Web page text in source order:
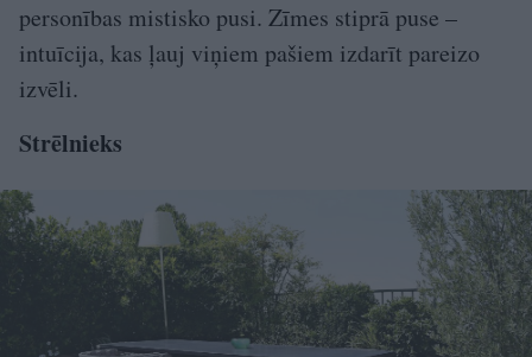
personības mistisko pusi. Zīmes stiprā puse –
intuīcija, kas ļauj viņiem pašiem izdarīt pareizo
izvēli.
Strēlnieks